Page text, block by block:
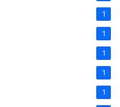
1
1
1
1
1